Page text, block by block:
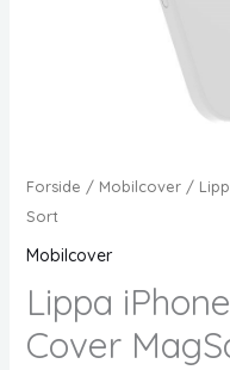
Forside / Mobilcover/
Sort
Mobilcover
Lippa
Cover